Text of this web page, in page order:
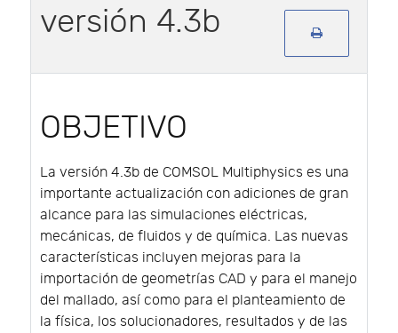
versión 4.3b
OBJETIVO
La versión 4.3b de COMSOL Multiphysics es una
importante actualización con adiciones de gran
alcance para las simulaciones eléctricas,
mecánicas, de fluidos y de química. Las nuevas
características incluyen mejoras para la
importación de geometrías CAD y para el manejo
del mallado, así como para el planteamiento de
la física, los solucionadores, resultados y de las